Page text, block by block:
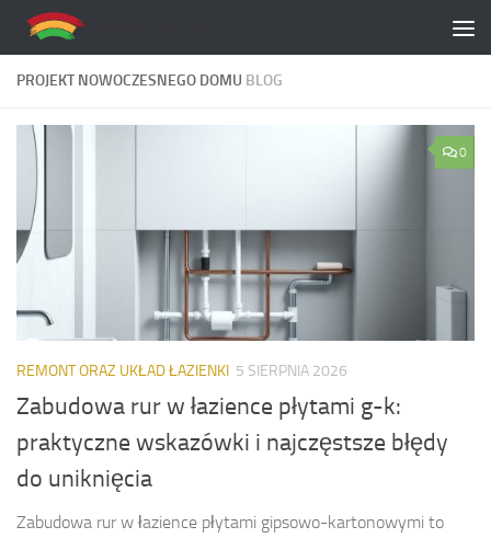
Skip to content
PROJEKT NOWOCZESNEGO DOMU BLOG
0
REMONT ORAZ UKŁAD ŁAZIENKI 5 SIERPNIA 2026
Zabudowa rur w łazience płytami g-k:
praktyczne wskazówki i najczęstsze błędy
do uniknięcia
Zabudowa rur w łazience płytami gipsowo-kartonowymi to